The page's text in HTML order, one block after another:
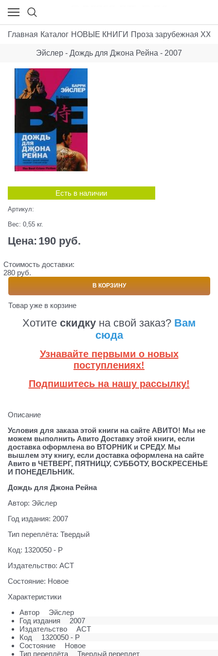
Главная Каталог НОВЫЕ КНИГИ Проза зарубежная XX-
Эйслер - Дождь для Джона Рейна - 2007
Есть в наличии
Артикул:
Вес: 0,55 кг.
Цена: 190 руб.
Стоимость доставки:
280 руб.
В КОРЗИНУ
Товар уже в корзине
Хотите скидку на свой заказ? Вам
сюда
Узнавайте первыми о новых
поступлениях!
Подпишитесь на нашу рассылку!
Описание
Условия для заказа этой книги на сайте АВИТО! Мы не
можем выполнить Авито Доставку этой книги, если
доставка оформлена во ВТОРНИК и СРЕДУ. Мы
вышлем эту книгу, если доставка оформлена на сайте
Авито в ЧЕТВЕРГ, ПЯТНИЦУ, СУББОТУ, ВОСКРЕСЕНЬЕ
И ПОНЕДЕЛЬНИК.
Дождь для Джона Рейна
Автор: Эйслер
Год издания: 2007
Тип переплёта: Твердый
Код: 1320050 - Р
Издательство: АСТ
Состояние: Новое
Характеристики
Автор
Эйслер
Год издания
2007
Издательство
АСТ
Код
1320050 - Р
Состояние
Новое
Тип переплёта
Твердый переплет